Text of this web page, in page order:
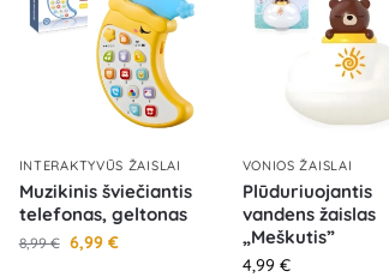
INTERAKTYVŪS ŽAISLAI
Muzikinis šviečiantis
telefonas, geltonas
8,99€ 6,99 €
VONIOS ŽAISLAI
Plūduriuojantis
vandens žaislas
„Meškutis”
4,99 €